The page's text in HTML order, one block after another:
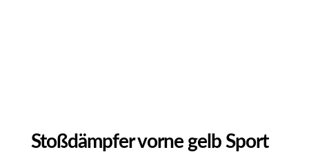
Stoßdämpfer vorne gelb Sport